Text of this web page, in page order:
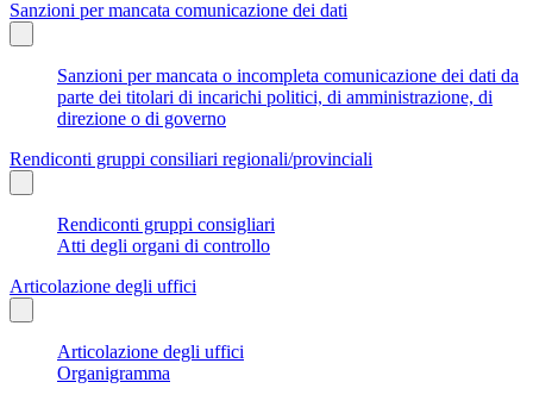
Sanzioni per mancata comunicazione dei dati
Sanzioni per mancata o incompleta comunicazione dei dati da
parte dei titolari di incarichi politici, di amministrazione, di
direzione o di governo
Rendiconti gruppi consiliari regionali/provinciali
Rendiconti gruppi consigliari
Atti degli organi di controllo
Articolazione degli uffici
Articolazione degli uffici
Organigramma